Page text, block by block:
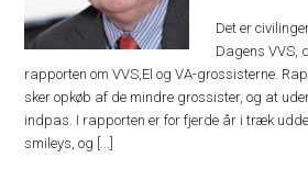
Det er
Dagens VVS,
rapporten om VVS,El og VA-grossisterne.
sker opkøb af de mindre grossister, og at
indpas. I rapporten er for fjerde år i træk
smileys, og [...]